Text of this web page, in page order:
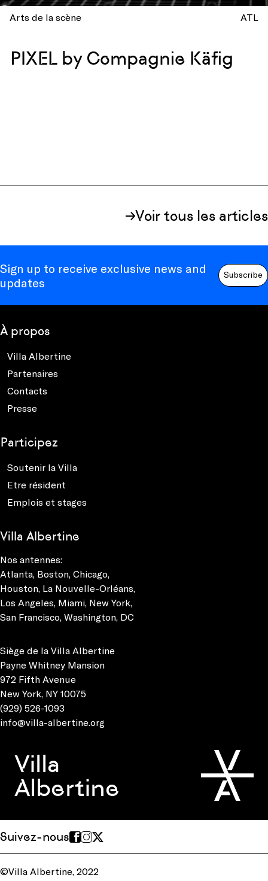
Arts de la scène ATL
PIXEL by Compagnie Käfig
Voir tous les articles
Sign up to receive exclusive news and
updates
Subscribe
À propos
Villa Albertine
Partenaires
Contacts
Presse
Participez
Soutenir la Villa
Etre résident
Emplois et stages
Villa Albertine
Nos antennes:
Atlanta, Boston, Chicago,
Houston, La Nouvelle-Orléans,
Los Angeles, Miami, New York,
San Francisco, Washington, DC
Siège de la Villa Albertine
Payne Whitney Mansion
972 Fifth Avenue
New York, NY 10075
(929) 526-1093
info@villa-albertine.org
Villa
Albertine
Suivez-nous
©Villa Albertine, 2022